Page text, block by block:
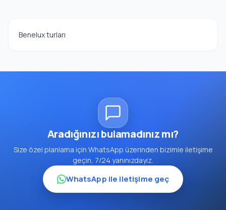
Benelux turları
Aradığınızı bulamadınız mı?
Size özel planlama için WhatsApp üzerinden bizimle iletişime
geçin, 7/24 yanınızdayız.
WhatsApp ile iletişime geç